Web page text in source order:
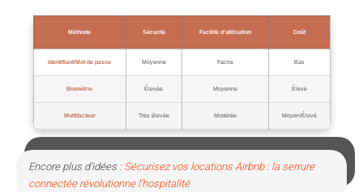
Méthode Sécurité Facilité d’utilisation Coût
Identifiant/Mot de passe Moyenne Facile Bas
Biométrie Élevée Moyenne Élevé
Multifacteur Très élevée Modérée Moyen/Élevé
Encore plus d’idées :Sécurisez vos locations Airbnb : la serrure
connectée révolutionne l’hospitalité